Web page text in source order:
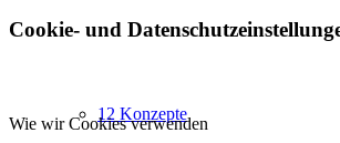
12 Konzepte
Cookie- und
Wie wir Cookies verwenden